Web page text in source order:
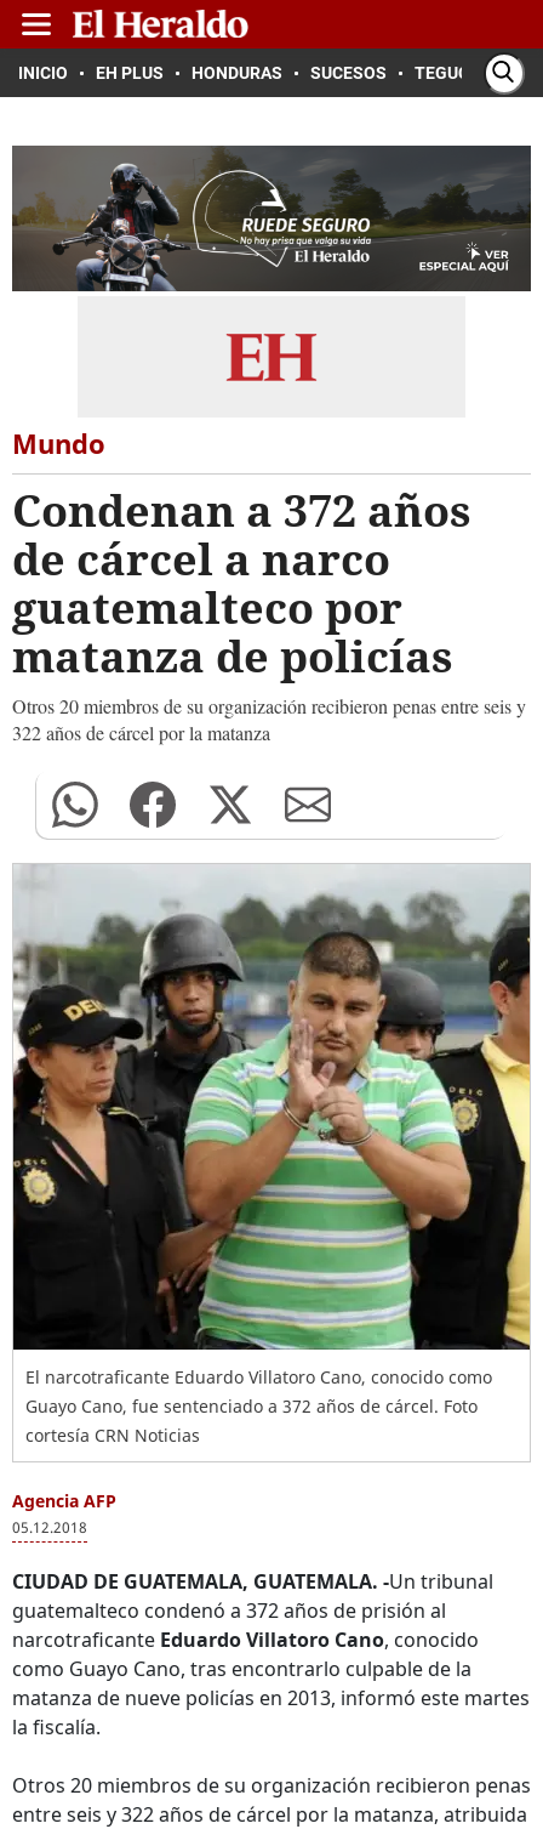
INICIO EH PLUS HONDURAS SUCESOS TEGUCIGALPA
Mundo
Condenan a 372 años
de cárcel a narco
guatemalteco por
matanza de policías
Otros 20 miembros de su organización recibieron penas entre seis y
322 años de cárcel por la matanza
El narcotraficante Eduardo Villatoro Cano, conocido como
Guayo Cano, fue sentenciado a 372 años de cárcel. Foto
cortesía CRN Noticias
Agencia AFP
05.12.2018
CIUDAD DE GUATEMALA, GUATEMALA. -Un tribunal
guatemalteco condenó a 372 años de prisión al
narcotraficante Eduardo Villatoro Cano, conocido
como Guayo Cano, tras encontrarlo culpable de la
matanza de nueve policías en 2013, informó este martes
la fiscalía.
Otros 20 miembros de su organización recibieron penas
entre seis y 322 años de cárcel por la matanza, atribuida